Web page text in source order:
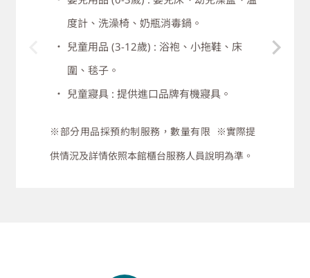
度計、洗澡椅、奶瓶消毒鍋。
兒童用品 (3-12歲) : 浴袍、小拖鞋、床
圍、毯子。
兒童寢具 : 提供進口品牌有機寢具。
※部分用品採預約制服務，數量有限 ※實際提
供情況及詳情依照本館櫃台服務人員說明為準。
作為您慢跑的起點吧！
慢跑後，需要的水和冰毛巾，我們也都替
您準備好了。
忘了帶您慣用的運動服裝嗎？飯店提供代
有運動的習慣。